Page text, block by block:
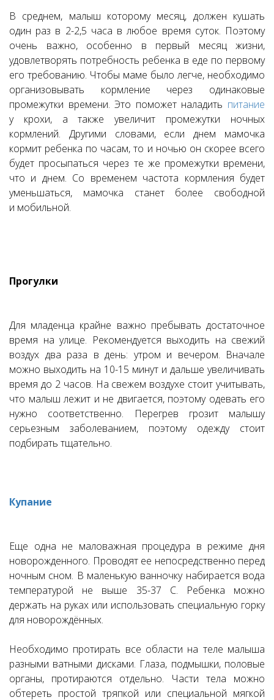
В среднем, малыш которому месяц, должен кушать
один раз в 2-2,5 часа в любое время суток. Поэтому
очень важно, особенно в первый месяц жизни,
удовлетворять потребность ребенка в еде по первому
его требованию. Чтобы маме было легче, необходимо
организовывать кормление через одинаковые
промежутки времени. Это поможет наладить питание
у крохи, а также увеличит промежутки ночных
кормлений. Другими словами, если днем мамочка
кормит ребенка по часам, то и ночью он скорее всего
будет просыпаться через те же промежутки времени,
что и днем. Со временем частота кормления будет
уменьшаться, мамочка станет более свободной
и мобильной.
Прогулки
Для младенца крайне важно пребывать достаточное
время на улице. Рекомендуется выходить на свежий
воздух два раза в день: утром и вечером. Вначале
можно выходить на 10-15 минут и дальше увеличивать
время до 2 часов. На свежем воздухе стоит учитывать,
что малыш лежит и не двигается, поэтому одевать его
нужно соответственно. Перегрев грозит малышу
серьезным заболеванием, поэтому одежду стоит
подбирать тщательно.
Купание
Еще одна не маловажная процедура в режиме дня
новорожденного. Проводят ее непосредственно перед
ночным сном. В маленькую ванночку набирается вода
температурой не выше 35-37 С. Ребенка можно
держать на руках или использовать специальную горку
для новорождённых.
Необходимо протирать все области на теле малыша
разными ватными дисками. Глаза, подмышки, половые
органы, протираются отдельно. Части тела можно
обтереть простой тряпкой или специальной мягкой